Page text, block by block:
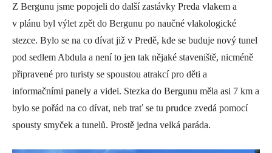
Z Bergunu jsme popojeli do další zastávky Preda vlakem a
v plánu byl výlet zpět do Bergunu po naučné vlakologické
stezce. Bylo se na co dívat již v Predě, kde se buduje nový tunel
pod sedlem Abdula a není to jen tak nějaké staveniště, nicméně
připravené pro turisty se spoustou atrakcí pro děti a
informačními panely a videi. Stezka do Bergunu měla asi 7 km a
bylo se pořád na co dívat, neb trať se tu prudce zvedá pomocí
spousty smyček a tunelů. Prostě jedna velká paráda.